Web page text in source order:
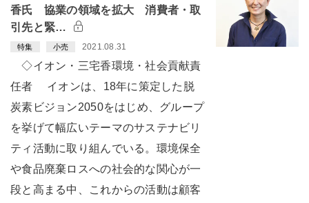
香氏 協業の領域を拡大 消費者・取
引先と緊…
特集 小売 2021.08.31
◇イオン・三宅香環境・社会貢献責
任者 イオンは、18年に策定した脱
炭素ビジョン2050をはじめ、グループ
を挙げて幅広いテーマのサステナビリ
ティ活動に取り組んでいる。環境保全
や食品廃棄ロスへの社会的な関心が一
段と高まる中、これからの活動は顧客